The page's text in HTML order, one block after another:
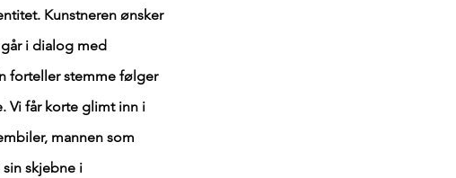
Kunstneren ønsker
går i dialog med
forteller stemme følger
Vi får korte glimt inn i
mannen som
skjebne i